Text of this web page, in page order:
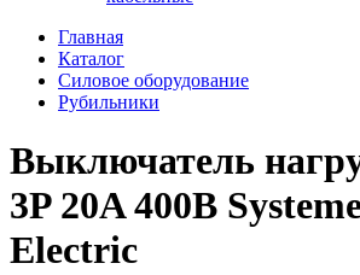
Главная
Каталог
Силовое оборудование
Рубильники
Выключатель
3P 20A 400В
Electric